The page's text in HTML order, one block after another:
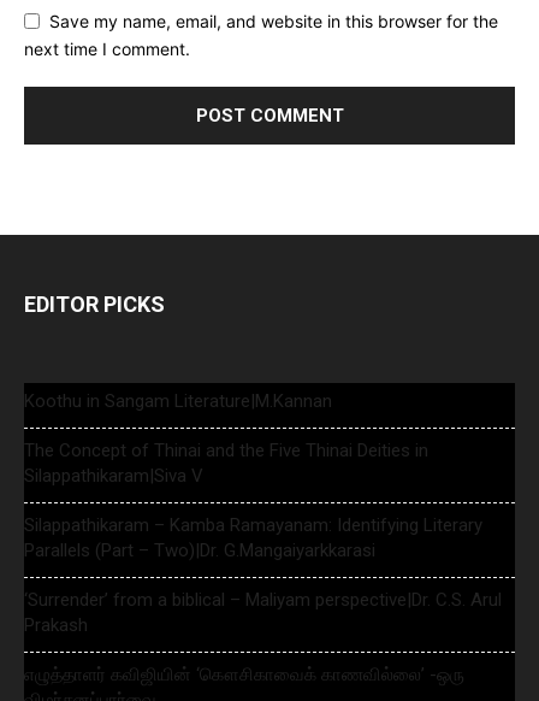
Save my name, email, and website in this browser for the
next time I comment.
EDITOR PICKS
Koothu in Sangam Literature|M.Kannan
The Concept of Thinai and the Five Thinai Deities in
Silappathikaram|Siva V
Silappathikaram – Kamba Ramayanam: Identifying Literary
Parallels (Part – Two)|Dr. G.Mangaiyarkkarasi
‘Surrender’ from a biblical – Maliyam perspective|Dr. C.S. Arul
Prakash
எழுத்தாளர் கவிஜியின் ‘கௌசிகாவைக் காணவில்லை’ -ஒரு